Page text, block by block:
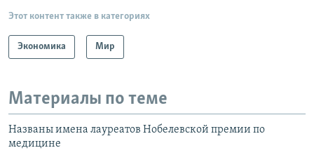
Этот контент также в категориях
Экономика Мир
Материалы по теме
Названы имена лауреатов Нобелевской премии по
медицине